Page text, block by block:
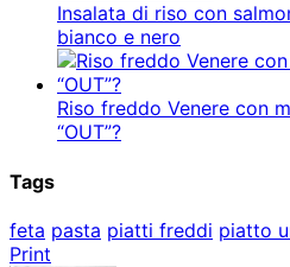
Insalata di riso con
bianco e nero
Riso freddo Venere con
“OUT”?
Tags
feta pasta piatti freddi piatto
Print